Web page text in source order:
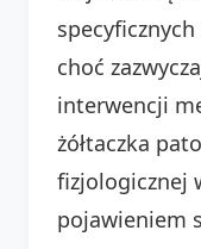
choć
interwencji
żółtaczka
fizjologicznej
pojawieniem